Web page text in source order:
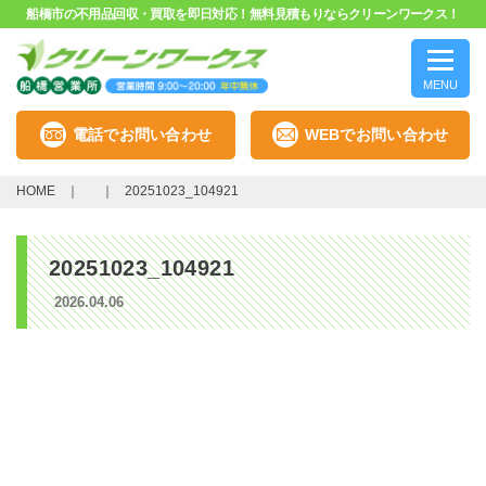
船橋市の不用品回収・買取を即日対応！無料見積もりならクリーンワークス！
MENU
電話でお問い合わせ WEBでお問い合わせ
HOME 20251023_104921
20251023_104921
2026.04.06